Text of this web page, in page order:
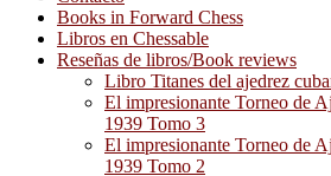
Books in Forward Chess
Libros en Chessable
Reseñas de libros/Book reviews
Libro Titanes del ajedrez
El impresionante Torneo de
1939 Tomo 3
El impresionante Torneo de
1939 Tomo 2